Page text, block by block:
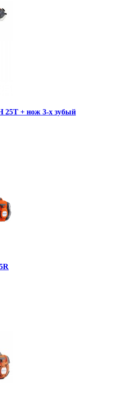
25T + нож 3-х зубый